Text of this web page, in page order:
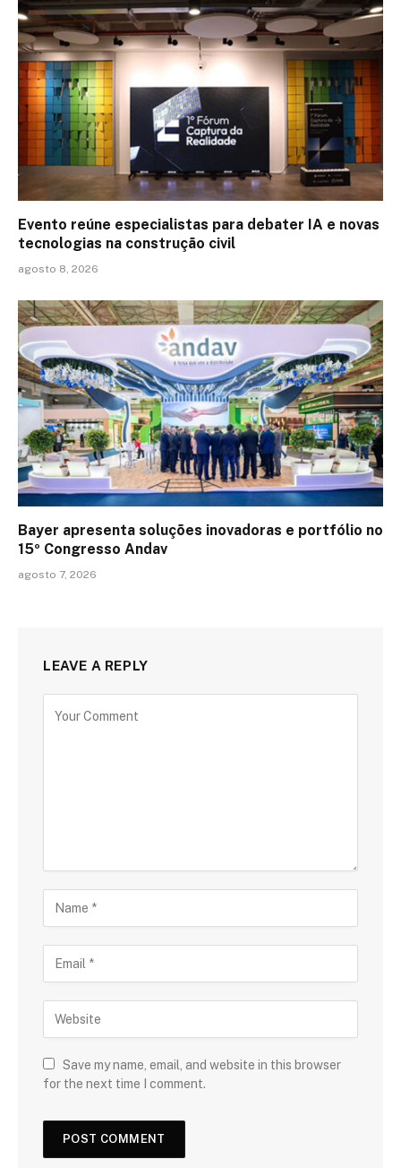
Evento reúne especialistas para debater IA e novas
tecnologias na construção civil
agosto 8, 2026
Bayer apresenta soluções inovadoras e portfólio no
15º Congresso Andav
agosto 7, 2026
LEAVE A REPLY
Save my name, email, and website in this browser
for the next time I comment.